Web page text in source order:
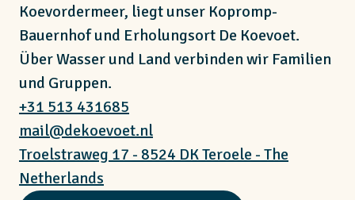
Koevordermeer, liegt unser Kopromp-
Bauernhof und Erholungsort De Koevoet.
Über Wasser und Land verbinden wir Familien
und Gruppen.
+31 513 431685
mail@dekoevoet.nl
Troelstraweg 17 - 8524 DK Teroele - The
Netherlands